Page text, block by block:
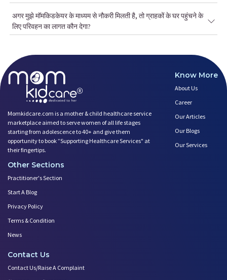
अगर मुझे मॉमकिडकेयर के माध्यम से नौकरी मिलती है, तो ग्राहकों के घर पहुंचने के
लिए परिवहन का लागत कौन देगा?
Momkidcare.com is a mother & child healthcare service
marketplace aimed to serve women of all life stages
starting from adolescence to 40+ and give them
opportunity to book ”Supporting Healthcare Services" at
their fingertips.
Know More
About Us
Career
Our Articles
Our Blogs
Our Services
Other Sections
Practitioner's Section
Start A Blog
Privacy Policy
Terms & Condition
News
Contact Us
Contact Us/Raise A Complaint